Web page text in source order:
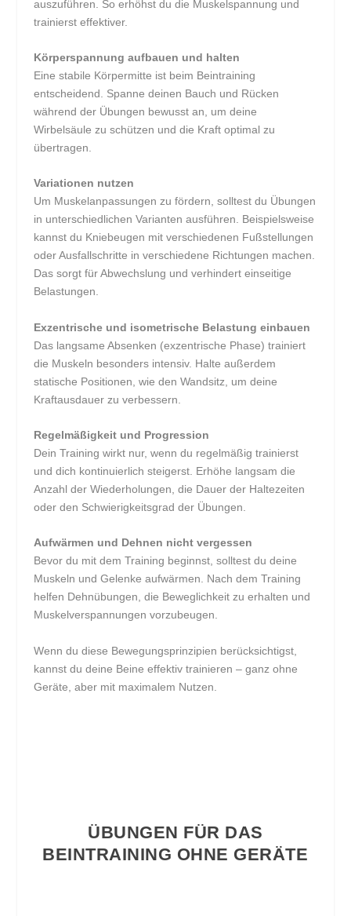
auszuführen. So erhöhst du die Muskelspannung und
trainierst effektiver.
Körperspannung aufbauen und halten
Eine stabile Körpermitte ist beim Beintraining
entscheidend. Spanne deinen Bauch und Rücken
während der Übungen bewusst an, um deine
Wirbelsäule zu schützen und die Kraft optimal zu
übertragen.
Variationen nutzen
Um Muskelanpassungen zu fördern, solltest du Übungen
in unterschiedlichen Varianten ausführen. Beispielsweise
kannst du Kniebeugen mit verschiedenen Fußstellungen
oder Ausfallschritte in verschiedene Richtungen machen.
Das sorgt für Abwechslung und verhindert einseitige
Belastungen.
Exzentrische und isometrische Belastung einbauen
Das langsame Absenken (exzentrische Phase) trainiert
die Muskeln besonders intensiv. Halte außerdem
statische Positionen, wie den Wandsitz, um deine
Kraftausdauer zu verbessern.
Regelmäßigkeit und Progression
Dein Training wirkt nur, wenn du regelmäßig trainierst
und dich kontinuierlich steigerst. Erhöhe langsam die
Anzahl der Wiederholungen, die Dauer der Haltezeiten
oder den Schwierigkeitsgrad der Übungen.
Aufwärmen und Dehnen nicht vergessen
Bevor du mit dem Training beginnst, solltest du deine
Muskeln und Gelenke aufwärmen. Nach dem Training
helfen Dehnübungen, die Beweglichkeit zu erhalten und
Muskelverspannungen vorzubeugen.
Wenn du diese Bewegungsprinzipien berücksichtigst,
kannst du deine Beine effektiv trainieren – ganz ohne
Geräte, aber mit maximalem Nutzen.
ÜBUNGEN FÜR DAS
BEINTRAINING OHNE GERÄTE